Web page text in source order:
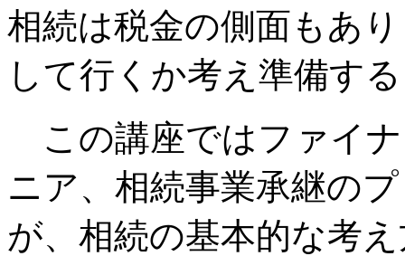
相続は税金の側面もあ
して行くか考え準備す
この講座ではファイ
ニア、相続事業承継の
が、相続の基本的な考